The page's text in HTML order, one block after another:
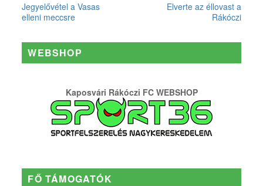
Jegyelővétel a Vasas
elleni meccsre
Elverte az éllovast a
Rákóczi
WEBSHOP
Kaposvári Rákóczi FC WEBSHOP
FŐ TÁMOGATÓK